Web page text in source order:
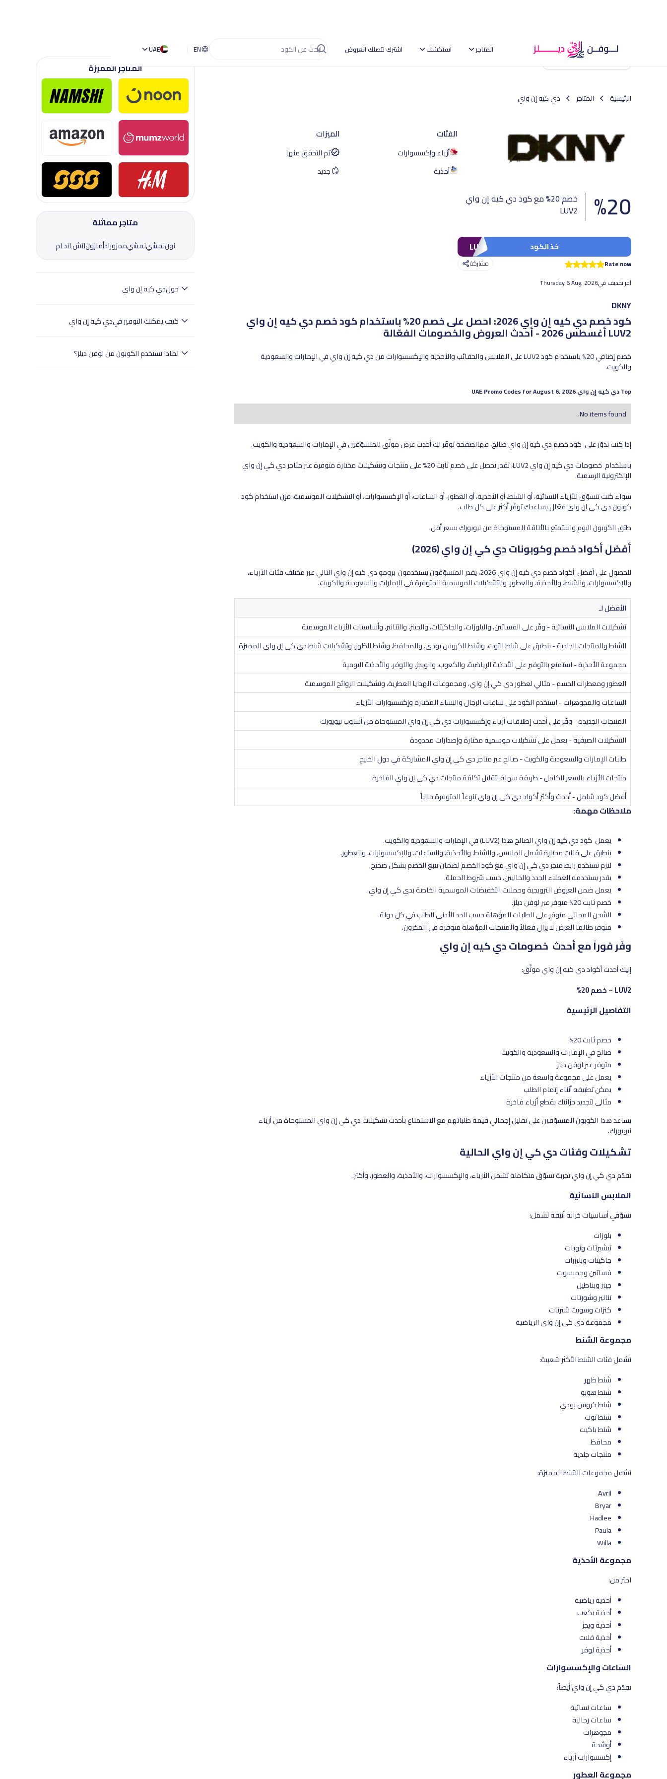
المتاجر استكشف اشترك لتصلك العروض EN
UAE
العودة إلى الصفحة الرئيسية
الرئيسية المتاجر دي كيه إن واي
20
%
خصم 20% مع كود دي كيه إن واي
LUV2
LUV2 خذ الكود
Rate now
مشاركة
اخر تحديف فيThursday 6 Aug, 2026
الفئات
أزياء وإكسسوارات
أحذية
الميزات
تم التحقق منها
جديد
DKNY
كود خصم دي كيه إن واي 2026: احصل على خصم 20% باستخدام كود خصم دي كيه إن واي
LUV2أغسطس 2026 - أحدث العروض والخصومات الفعّالة
خصم إضافي 20% باستخدام كود LUV2 على الملابس والحقائب والأحذية والإكسسوارات من دي كيه إن واي في الإمارات والسعودية
والكويت.
Topدي كيه إن وايAugust 6, 2026
No items found.
إذا كنت تدوّر على كود خصم دي كيه إن واي صالح، فهالصفحة توفّر لك أحدث عرض موثّق للمتسوّقين في الإمارات والسعودية والكويت.
باستخدام خصومات دي كيه إن واي LUV2، تقدر تحصل على خصم ثابت 20% على منتجات وتشكيلات مختارة متوفرة عبر متاجر دي كي إن واي
الإلكترونية الرسمية.
سواء كنت تتسوّق للأزياء النسائية، أو الشنط، أو الأحذية، أو العطور، أو الساعات، أو الإكسسوارات، أو التشكيلات الموسمية، فإن استخدام كود
كوبون دي كي إن واي فعّال يساعدك توفّر أكثر على كل طلب.
طبّق الكوبون اليوم واستمتع بالأناقة المستوحاة من نيويورك بسعر أقل.
أفضل أكواد خصم وكوبونات دي كي إن واي (2026)
للحصول على أفضل أكواد خصم دي كيه إن واي 2026، يقدر المتسوّقون يستخدمون برومو دي كيه إن واي التالي عبر مختلف فئات الأزياء،
والإكسسوارات، والشنط، والأحذية، والعطور، والتشكيلات الموسمية المتوفرة في الإمارات والسعودية والكويت.
الأفضل لـ
تشكيلات الملابس النسائية - وفّر على الفساتين، والبلوزات، والجاكيتات، والجينز، والتنانير، وأساسيات الأزياء الموسمية
الشنط والمنتجات الجلدية - ينطبق على شنط التوت، وشنط الكروس بودي، والمحافظ، وشنط الظهر، وتشكيلات شنط دي كي إن واي المميزة
مجموعة الأحذية - استمتع بالتوفير على الأحذية الرياضية، والكعوب، والويجز، واللوفر، والأحذية اليومية
العطور ومعطرات الجسم - مثالي لعطور دي كي إن واي، ومجموعات الهدايا العطرية، وتشكيلات الروائح الموسمية
الساعات والمجوهرات - استخدم الكود على ساعات الرجال والنساء المختارة وإكسسوارات الأزياء
المنتجات الجديدة - وفّر على أحدث إطلاقات أزياء وإكسسوارات دي كي إن واي المستوحاة من أسلوب نيويورك
التشكيلات الصيفية - يعمل على تشكيلات موسمية مختارة وإصدارات محدودة
طلبات الإمارات والسعودية والكويت - صالح عبر متاجر دي كي إن واي المشاركة في دول الخليج
منتجات الأزياء بالسعر الكامل - طريقة سهلة لتقليل تكلفة منتجات دي كي إن واي الفاخرة
أفضل كود شامل - أحدث وأكثر أكواد دي كي إن واي تنوعاً المتوفرة حالياً
ملاحظات مهمة:
يعمل كود دي كيه إن واي الصالح هذا (LUV2) في الإمارات والسعودية والكويت.
ينطبق على فئات مختارة تشمل الملابس، والشنط، والأحذية، والساعات، والإكسسوارات، والعطور.
لازم تستخدم رابط متجر دي كي إن واي مع كود الخصم لضمان تتبع الخصم بشكل صحيح.
يقدر يستخدمه العملاء الجدد والحاليين، حسب شروط الحملة.
يعمل ضمن العروض الترويجية وحملات التخفيضات الموسمية الخاصة بدي كي إن واي.
خصم ثابت 20% متوفر عبر لوفن ديلز.
الشحن المجاني متوفر على الطلبات المؤهلة حسب الحد الأدنى للطلب في كل دولة.
متوفر طالما العرض لا يزال فعالاً والمنتجات المؤهلة متوفرة في المخزون.
وفّر فوراً مع أحدث خصومات دي كيه إن واي
إليك أحدث أكواد دي كيه إن واي موثّق:
LUV2 – خصم 20%
التفاصيل الرئيسية
خصم ثابت 20%
صالح في الإمارات والسعودية والكويت
متوفر عبر لوفن ديلز
يعمل على مجموعة واسعة من منتجات الأزياء
يمكن تطبيقه أثناء إتمام الطلب
مثالي لتجديد خزانتك بقطع أزياء فاخرة
يساعد هذا الكوبون المتسوّقين على تقليل إجمالي قيمة طلباتهم مع الاستمتاع بأحدث تشكيلات دي كي إن واي المستوحاة من أزياء
نيويورك.
تشكيلات وفئات دي كي إن واي الحالية
تقدّم دي كي إن واي تجربة تسوّق متكاملة تشمل الأزياء، والإكسسوارات، والأحذية، والعطور، وأكثر.
الملابس النسائية
تسوّقي أساسيات خزانة أنيقة تشمل:
بلوزات
تيشيرتات وتوبات
جاكيتات وبليزرات
فساتين وجمبسوت
جينز وبناطيل
تنانير وشورتات
كنزات وسويت شيرتات
مجموعة دي كي إن واي الرياضية
مجموعة الشنط
تشمل فئات الشنط الأكثر شعبية:
شنط ظهر
شنط هوبو
شنط كروس بودي
شنط توت
شنط باكيت
محافظ
منتجات جلدية
تشمل مجموعات الشنط المميزة:
Avril
Bryar
Hadlee
Paula
Willa
مجموعة الأحذية
اختر من:
أحذية رياضية
أحذية بكعب
أحذية ويجز
أحذية فلات
أحذية لوفر
الساعات والإكسسوارات
تقدّم دي كي إن واي أيضاً:
ساعات نسائية
ساعات رجالية
مجوهرات
أوشحة
إكسسوارات أزياء
مجموعة العطور
المتاجر المميزة
متاجر مماثلة
نوننمشينمشيممزورلدأمازوناتش اند ام
حولدي كيه إن واي
عصرية للرجال والنساء.
كيف يمكنك التوفير فيدي كيه إن واي
إضافي 20% باستخدام كود LUV2 من لوفين ديلز.لماذا تستخدم الكوبون من لوفن ديلز؟